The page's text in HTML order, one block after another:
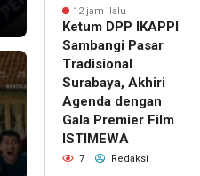
12 jam lalu
Ketum DPP IKAPPI
Sambangi Pasar
Tradisional
Surabaya, Akhiri
Agenda dengan
Gala Premier Film
ISTIMEWA
7 Redaksi